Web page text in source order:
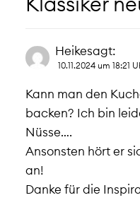
Heikesagt:
10.11.2024 um 18:21
Kann man den
backen? Ich bin
Nüsse….
Ansonsten hört er
an!
Danke für die